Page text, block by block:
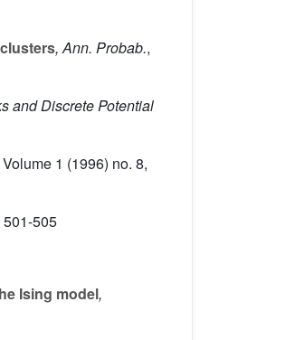
, Ann. Probab.,
and Discrete Potential
Volume 1 (1996) no. 8,
501-505
Ising model,